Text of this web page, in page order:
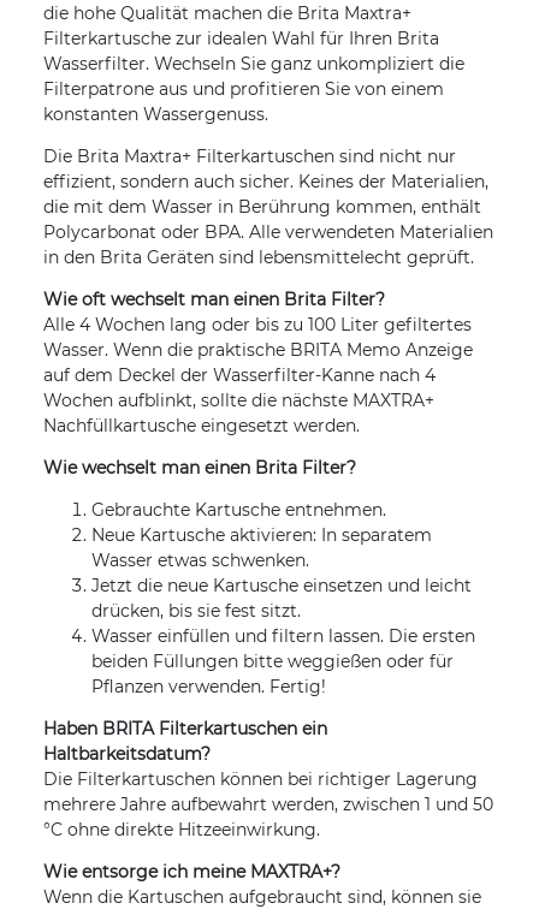
die hohe Qualität machen die Brita Maxtra+
Filterkartusche zur idealen Wahl für Ihren Brita
Wasserfilter. Wechseln Sie ganz unkompliziert die
Filterpatrone aus und profitieren Sie von einem
konstanten Wassergenuss.
Die Brita Maxtra+ Filterkartuschen sind nicht nur
effizient, sondern auch sicher. Keines der Materialien,
die mit dem Wasser in Berührung kommen, enthält
Polycarbonat oder BPA. Alle verwendeten Materialien
in den Brita Geräten sind lebensmittelecht geprüft.
Wie oft wechselt man einen Brita Filter?
Alle 4 Wochen lang oder bis zu 100 Liter gefiltertes
Wasser. Wenn die praktische BRITA Memo Anzeige
auf dem Deckel der Wasserfilter-Kanne nach 4
Wochen aufblinkt, sollte die nächste MAXTRA+
Nachfüllkartusche eingesetzt werden.
Wie wechselt man einen Brita Filter?
Gebrauchte Kartusche entnehmen.
Neue Kartusche aktivieren: In separatem
Wasser etwas schwenken.
Jetzt die neue Kartusche einsetzen und leicht
drücken, bis sie fest sitzt.
Wasser einfüllen und filtern lassen. Die ersten
beiden Füllungen bitte weggießen oder für
Pflanzen verwenden. Fertig!
Haben BRITA Filterkartuschen ein
Haltbarkeitsdatum?
Die Filterkartuschen können bei richtiger Lagerung
mehrere Jahre aufbewahrt werden, zwischen 1 und 50
°C ohne direkte Hitzeeinwirkung.
Wie entsorge ich meine MAXTRA+?
Wenn die Kartuschen aufgebraucht sind, können sie